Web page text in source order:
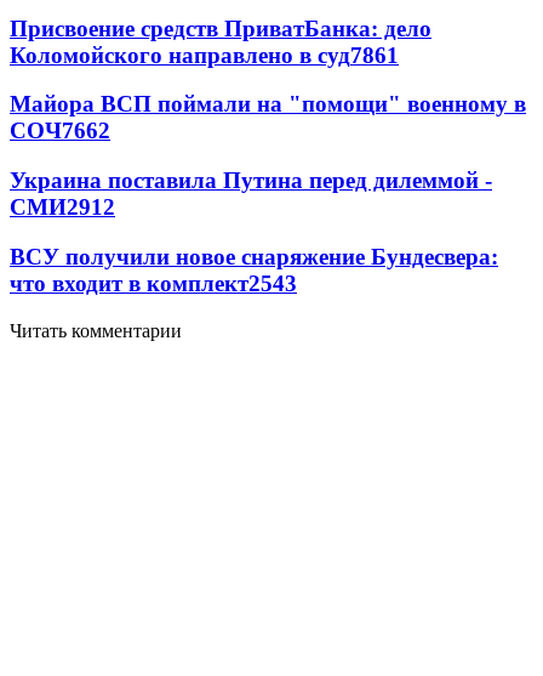
Присвоение средств ПриватБанка: дело
Коломойского направлено в суд7861
Майора ВСП поймали на "помощи" военному в
СОЧ7662
Украина поставила Путина перед дилеммой -
СМИ2912
ВСУ получили новое снаряжение Бундесвера:
что входит в комплект2543
Читать комментарии